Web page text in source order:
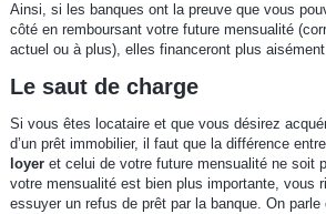
Ainsi, si les banques ont la preuve que vous
côté en remboursant votre future mensualité
actuel ou à plus), elles financeront plus
Le saut de charge
Si vous êtes locataire et que vous désirez
d’un prêt immobilier, il faut que la différence
loyeret celui de votre future mensualité ne soit
votre mensualité est bien plus importante, vous
essuyer un refus de prêt par la banque. On parle